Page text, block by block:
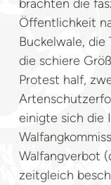
brachten die
Öffentlichkeit
Buckelwale,
die schiere
Protest half,
einigte sich die
Walfangverbot
zeitgleich